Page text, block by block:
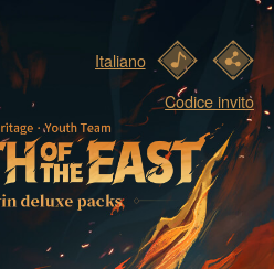
Italiano
Codice invito